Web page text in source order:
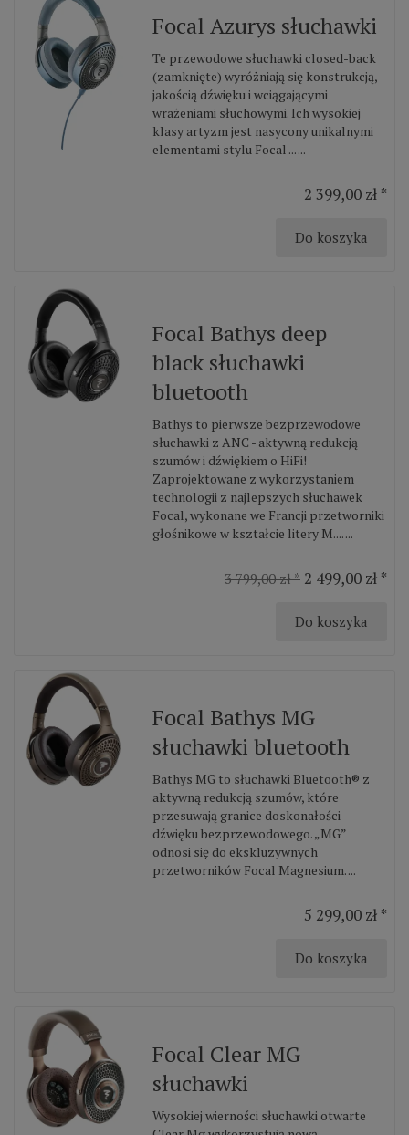
Focal Azurys słuchawki
Te przewodowe słuchawki closed-back
(zamknięte) wyróżniają się konstrukcją,
jakością dźwięku i wciągającymi
wrażeniami słuchowymi. Ich wysokiej
klasy artyzm jest nasycony unikalnymi
elementami stylu Focal ... ...
2 399,00 zł *
Do koszyka
Focal Bathys deep
black słuchawki
bluetooth
Bathys to pierwsze bezprzewodowe
słuchawki z ANC - aktywną redukcją
szumów i dźwiękiem o HiFi!
Zaprojektowane z wykorzystaniem
technologii z najlepszych słuchawek
Focal, wykonane we Francji przetworniki
głośnikowe w kształcie litery M.... ...
3 799,00 zł * 2 499,00 zł *
Do koszyka
Focal Bathys MG
słuchawki bluetooth
Bathys MG to słuchawki Bluetooth® z
aktywną redukcją szumów, które
przesuwają granice doskonałości
dźwięku bezprzewodowego. „MG”
odnosi się do ekskluzywnych
przetworników Focal Magnesium. ...
5 299,00 zł *
Do koszyka
Focal Clear MG
słuchawki
Wysokiej wierności słuchawki otwarte